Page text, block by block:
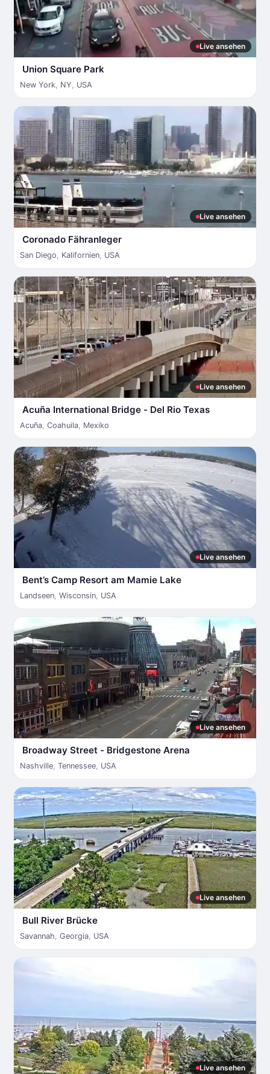
Live ansehen
Union Square Park
New York, NY, USA
Live ansehen
Coronado Fähranleger
San Diego, Kalifornien, USA
Live ansehen
Acuña International Bridge - Del Rio Texas
Acuña, Coahuila, Mexiko
Live ansehen
Bent’s Camp Resort am Mamie Lake
Landseen, Wisconsin, USA
Live ansehen
Broadway Street - Bridgestone Arena
Nashville, Tennessee, USA
Live ansehen
Bull River Brücke
Savannah, Georgia, USA
Live ansehen